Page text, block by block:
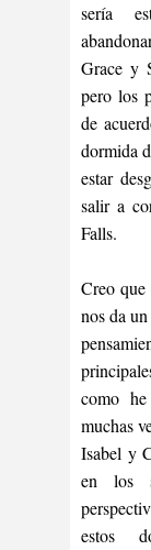
sería
Grace y
pero los
de
dormida
estar
salir a
Falls.
Creo que
nos da
como
muchas
Isabel y
en los
estos